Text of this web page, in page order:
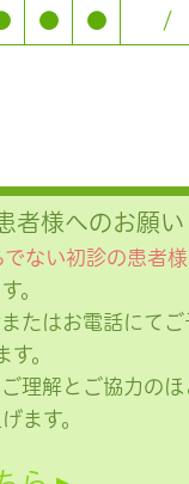
● ●
/
者様へのお願い
ない初診の患者
。
たはお電話にてご
。
理解とご協力のほ
ます。